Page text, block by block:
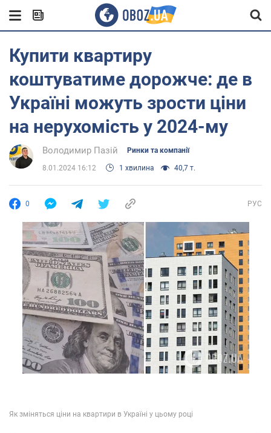
Купити квартиру
коштуватиме дорожче: де в
Україні можуть зрости ціни
на нерухомість у 2024-му
Володимир Пазій Ринки та компанії
8.01.2024 16:12 1 хвилина 40,7 т.
0 РУС